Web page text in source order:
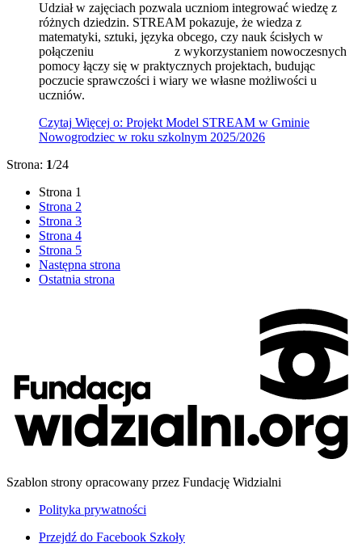
Udział w zajęciach pozwala uczniom integrować wiedzę z
różnych dziedzin. STREAM pokazuje, że wiedza z
matematyki, sztuki, języka obcego, czy nauk ścisłych w
połączeniu z wykorzystaniem nowoczesnych
pomocy łączy się w praktycznych projektach, budując
poczucie sprawczości i wiary we własne możliwości u
uczniów.
Czytaj Więcej o: Projekt Model STREAM w Gminie
Nowogrodziec w roku szkolnym 2025/2026
Strona: 1/24
Strona 1
Strona 2
Strona 3
Strona 4
Strona 5
Następna strona
Ostatnia strona
Szablon strony opracowany przez Fundację Widzialni
Polityka prywatności
Przejdź do Facebook Szkoły